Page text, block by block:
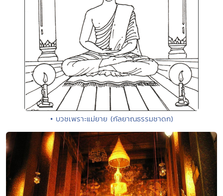
• บวชเพราะแม่ยาย (กัลยาณธรรมชาดก)